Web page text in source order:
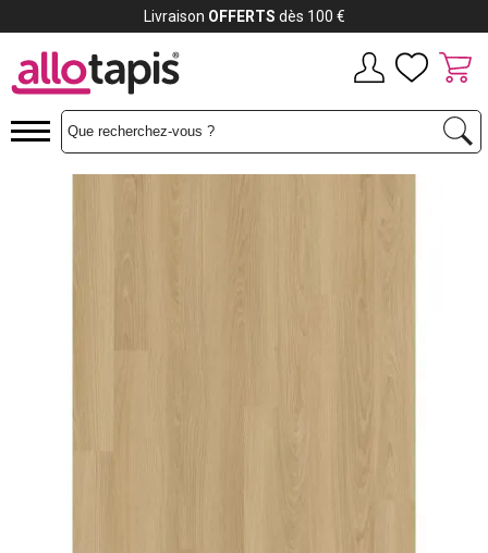
Livraison OFFERTS dès 100 €